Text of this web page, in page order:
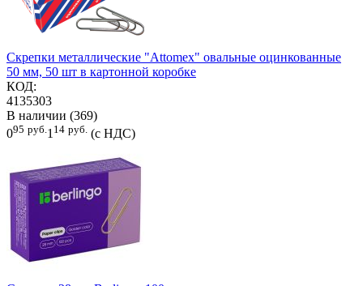
Скрепки металлические "Attomex" овальные оцинкованные
50 мм, 50 шт в картонной коробке
КОД:
4135303
В наличии (369)
095 руб.1 14 руб. (с НДС)